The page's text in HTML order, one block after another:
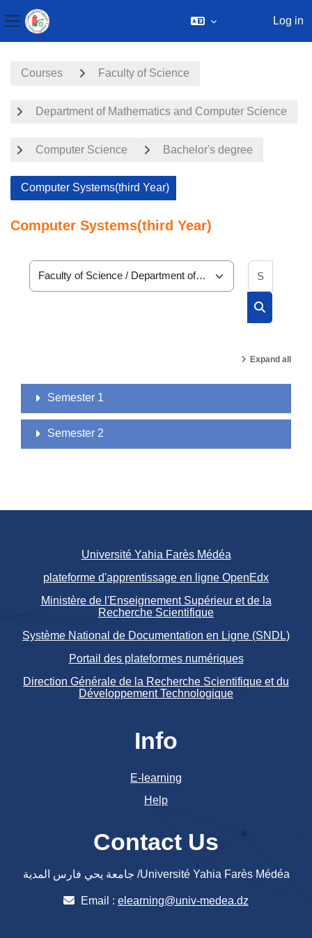
Side panel
Log in
Courses Faculty of Science
Department of Mathematics and Computer Science
Computer Science Bachelor's degree
Computer Systems(third Year)
Computer Systems(third Year)
Course categories
Expand all
Semester 1
Semester 2
Université Yahia Farès Médéa
plateforme d'apprentissage en ligne OpenEdx
Ministère de l'Enseignement Supérieur et de la
Recherche Scientifique
Système National de Documentation en Ligne (SNDL)
Portail des plateformes numériques
Direction Générale de la Recherche Scientifique et du
Développement Technologique
Info
E-learning
Help
Contact Us
جامعة يحي فارس المدية /Université Yahia Farès Médéa
Email : elearning@univ-medea.dz